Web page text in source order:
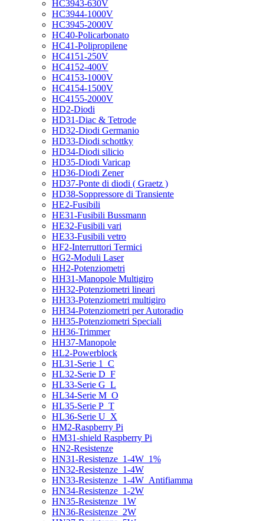
HC3943-630V
HC3944-1000V
HC3945-2000V
HC40-Policarbonato
HC41-Polipropilene
HC4151-250V
HC4152-400V
HC4153-1000V
HC4154-1500V
HC4155-2000V
HD2-Diodi
HD31-Diac & Tetrode
HD32-Diodi Germanio
HD33-Diodi schottky
HD34-Diodi silicio
HD35-Diodi Varicap
HD36-Diodi Zener
HD37-Ponte di diodi ( Graetz )
HD38-Soppressore di Transiente
HE2-Fusibili
HE31-Fusibili Bussmann
HE32-Fusibili vari
HE33-Fusibili vetro
HF2-Interruttori Termici
HG2-Moduli Laser
HH2-Potenziometri
HH31-Manopole Multigiro
HH32-Potenziometri lineari
HH33-Potenziometri multigiro
HH34-Potenziometri per Autoradio
HH35-Potenziometri Speciali
HH36-Trimmer
HH37-Manopole
HL2-Powerblock
HL31-Serie 1_C
HL32-Serie D_F
HL33-Serie G_L
HL34-Serie M_O
HL35-Serie P_T
HL36-Serie U_X
HM2-Raspberry Pi
HM31-shield Raspberry Pi
HN2-Resistenze
HN31-Resistenze_1-4W_1%
HN32-Resistenze_1-4W
HN33-Resistenze_1-4W_Antifiamma
HN34-Resistenze_1-2W
HN35-Resistenze_1W
HN36-Resistenze_2W